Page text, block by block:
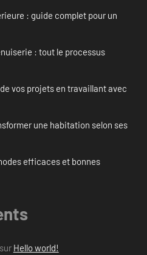
: guide complet pour un
: tout le processus
vos projets en travaillant avec
une habitation selon ses
efficaces et bonnes
Hello world!